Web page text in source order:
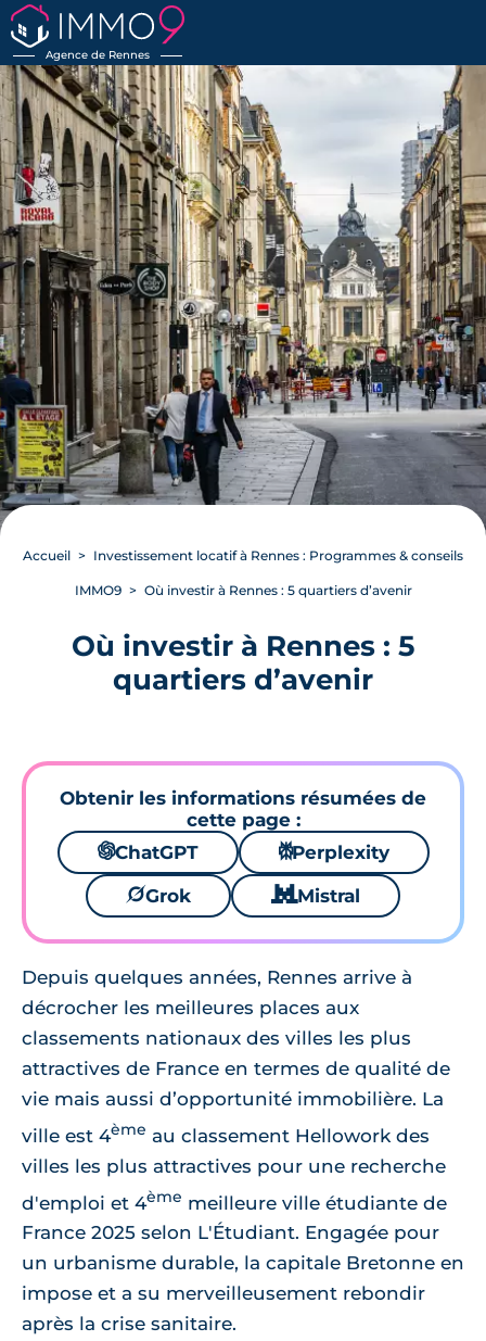
Agence de Rennes
Accueil Investissement locatif à Rennes : Programmes & conseils
IMMO9 Où investir à Rennes : 5 quartiers d’avenir
Où investir à Rennes : 5
quartiers d’avenir
Obtenir les informations résumées de
cette page :
🌌ChatGPT ⚙Perplexity
🪐Grok 🐱 Mistral
Depuis quelques années, Rennes arrive à
décrocher les meilleures places aux
classements nationaux des villes les plus
attractives de France en termes de qualité de
vie mais aussi d’opportunité immobilière. La
ville est 4ème au classement Hellowork des
villes les plus attractives pour une recherche
d'emploi et 4ème meilleure ville étudiante de
France 2025 selon L'Étudiant. Engagée pour
un urbanisme durable, la capitale Bretonne en
impose et a su merveilleusement rebondir
après la crise sanitaire.